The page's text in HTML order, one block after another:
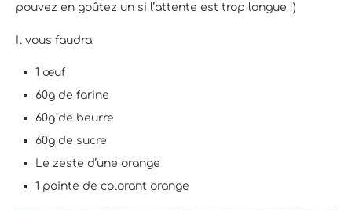
pouvez en goûtez un si l’attente est trop longue !)
Il vous faudra:
1 œuf
60g de farine
60g de beurre
60g de sucre
Le zeste d’une orange
1 pointe de colorant orange